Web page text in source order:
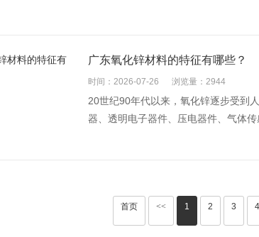
广东氧化锌材料的特征有哪些？
时间：2026-07-26 浏览量：2944
20世纪90年代以来，氧化锌逐步受到
器、透明电子器件、压电器件、气体传
首页 << 1 2 3 4